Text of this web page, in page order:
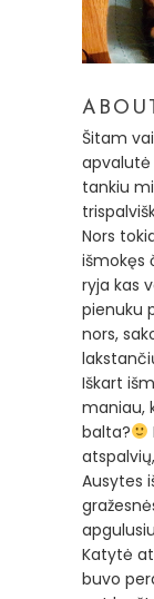
Šitam
apvalutė
tankiu
Nors
išmokęs
ryja kas
pienuku
nors,
Iškart
maniau,
balta?
Ausytes
Katytė
buvo